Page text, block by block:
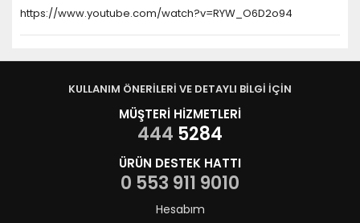
https://www.youtube.com/watch?v=RYW_O6D2o94
KULLANIM ÖNERİLERİ VE DETAYLI BİLGİ İÇİN
MÜŞTERİ HİZMETLERİ
444 5284
ÜRÜN DESTEK HATTI
0 553 911 9010
Hesabım